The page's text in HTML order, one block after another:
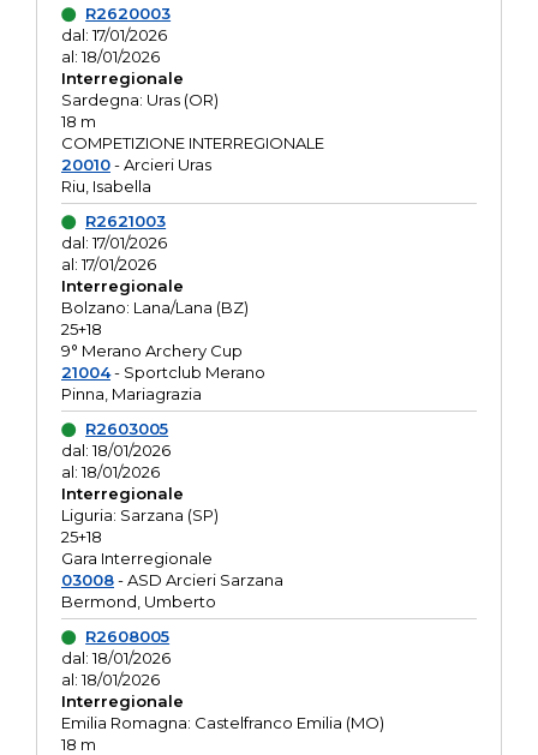
R2620003
dal: 17/01/2026
al: 18/01/2026
Interregionale
Sardegna: Uras (OR)
18 m
COMPETIZIONE INTERREGIONALE
20010- Arcieri Uras
Riu, Isabella
R2621003
dal: 17/01/2026
al: 17/01/2026
Interregionale
Bolzano: Lana/Lana (BZ)
25+18
9° Merano Archery Cup
21004- Sportclub Merano
Pinna, Mariagrazia
R2603005
dal: 18/01/2026
al: 18/01/2026
Interregionale
Liguria: Sarzana (SP)
25+18
Gara Interregionale
03008- ASD Arcieri Sarzana
Bermond, Umberto
R2608005
dal: 18/01/2026
al: 18/01/2026
Interregionale
Emilia Romagna: Castelfranco Emilia (MO)
18 m